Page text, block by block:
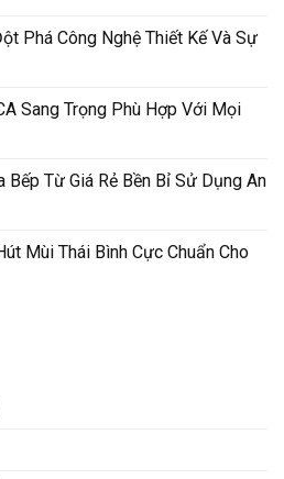
Phá Công Nghệ Thiết Kế Và Sự
Sang Trọng Phù Hợp Với Mọi
Bếp Từ Giá Rẻ Bền Bỉ Sử Dụng An
Mùi Thái Bình Cực Chuẩn Cho